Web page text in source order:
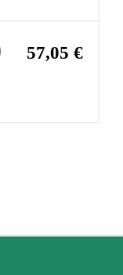
57,05 €